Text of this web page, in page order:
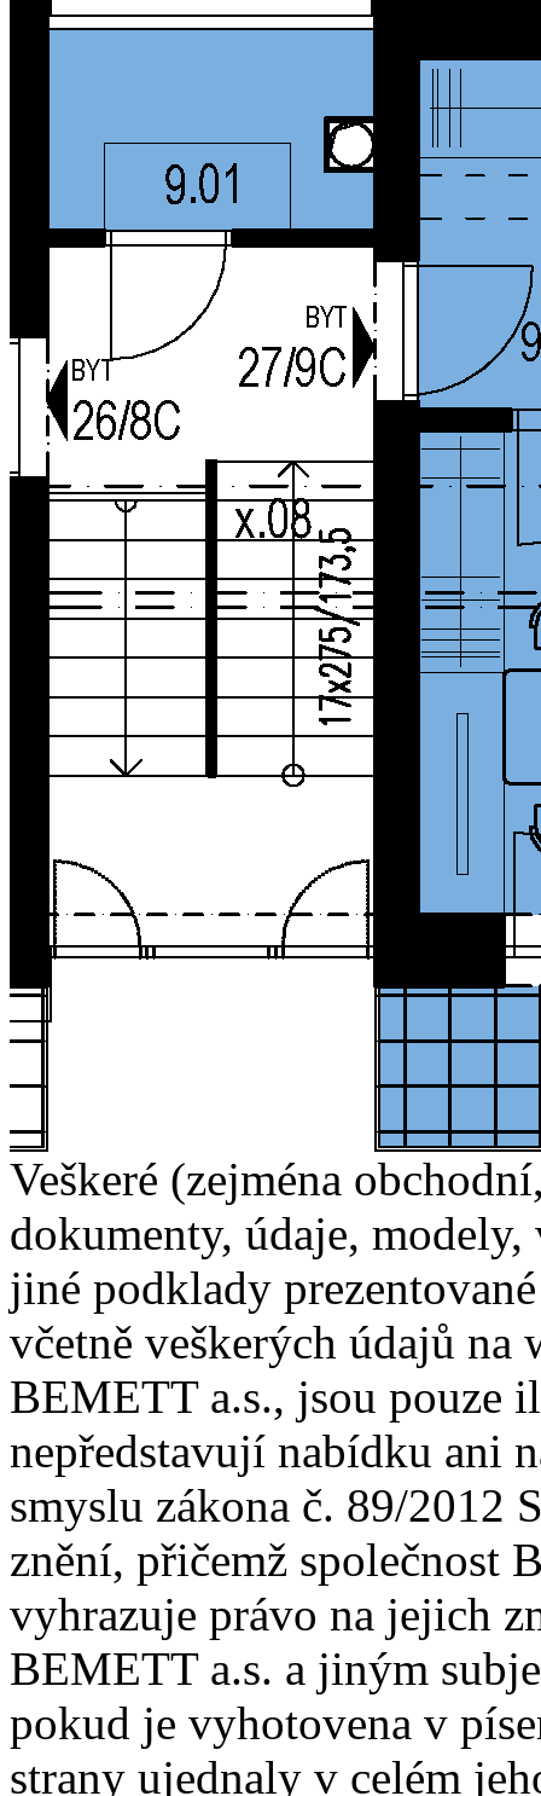
Veškeré (zejména
dokumenty, údaje,
jiné podklady
včetně veškerých údajů na
BEMETT a.s., jsou pouze
nepředstavují nabídku ani
smyslu zákona č. 89/2012
znění, přičemž společnost
vyhrazuje právo na jejich
BEMETT a.s. a jiným
pokud je vyhotovena v
strany ujednaly v celém